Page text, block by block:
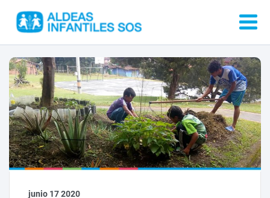
junio 17 2020